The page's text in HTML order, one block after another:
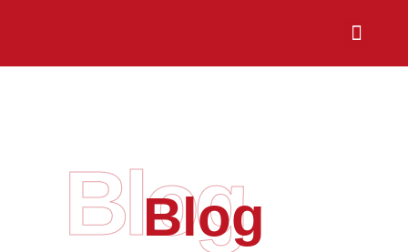
Blog
Blog